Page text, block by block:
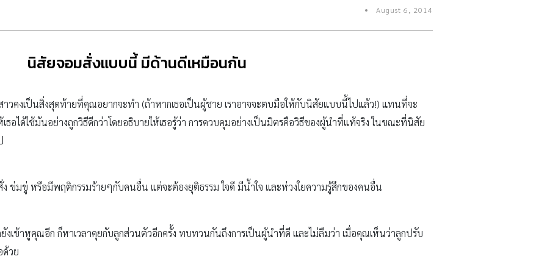
August 6, 2014
นิสัยจอมสั่งแบบนี้ มีด้านดีเหมือนกัน
วคงเป็นสิ่งสุดท้ายที่คุณอยากจะทำ (ถ้าหากเธอเป็นผู้ชาย เราอาจจะตบมือให้กับนิสัยแบบนี้ไปแล้ว!) แทนที่จะ
ได้ใช้มันอย่างถูกวิธีดีกว่าโดยอธิบายให้เธอรู้ว่า การควบคุมอย่างเป็นมิตรคือวิธีของผู้นำที่แท้จริง ในขณะที่นิสัย
ข่มขู่ หรือมีพฤติกรรมร้ายๆกับคนอื่น แต่จะต้องยุติธรรม ใจดี มีน้ำใจ และห่วงใยความรู้สึกของคนอื่น
งเข้าหูคุณอีก ก็หาเวลาคุยกับลูกส่วนตัวอีกครั้ง ทบทวนกันถึงการเป็นผู้นำที่ดี และไม่ลืมว่า เมื่อคุณเห็นว่าลูกปรับ
วย